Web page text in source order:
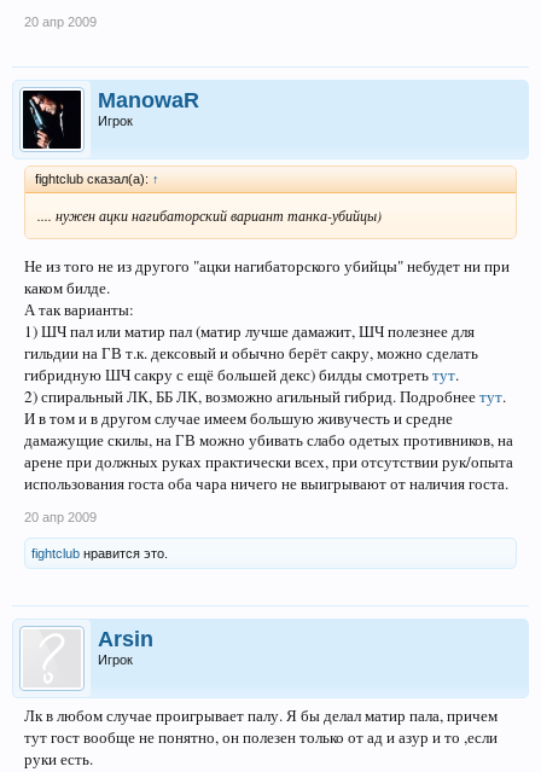
20 апр 2009
ManowaR
Игрок
fightclub сказал(а): ↑
.... нужен ацки нагибаторский вариант танка-убийцы)
Не из того не из другого "ацки нагибаторского убийцы" небудет ни при
каком билде.
А так варианты:
1) ШЧ пал или матир пал (матир лучше дамажит, ШЧ полезнее для
гильдии на ГВ т.к. дексовый и обычно берёт сакру, можно сделать
гибридную ШЧ сакру с ещё большей декс) билды смотретьтут.
2) спиральный ЛК, ББ ЛК, возможно агильный гибрид. Подробнеетут.
И в том и в другом случае имеем большую живучесть и средне
дамажущие скилы, на ГВ можно убивать слабо одетых противников, на
арене при должных руках практически всех, при отсутствии рук/опыта
использования госта оба чара ничего не выигрывают от наличия госта.
20 апр 2009
fightclub нравится это.
Arsin
Игрок
Лк в любом случае проигрывает палу. Я бы делал матир пала, причем
тут гост вообще не понятно, он полезен только от ад и азур и то ,если
руки есть.